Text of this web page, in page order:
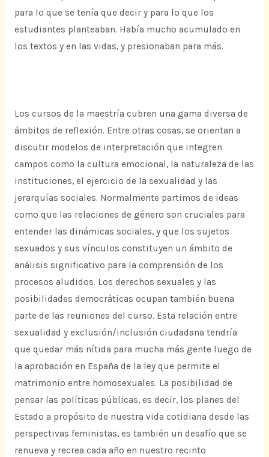
para lo que se tenía que decir y para lo que los
estudiantes planteaban. Había mucho acumulado en
los textos y en las vidas, y presionaban para más.
Los cursos de la maestría cubren una gama diversa de
ámbitos de reflexión. Entre otras cosas, se orientan a
discutir modelos de interpretación que integren
campos como la cultura emocional, la naturaleza de las
instituciones, el ejercicio de la sexualidad y las
jerarquías sociales. Normalmente partimos de ideas
como que las relaciones de género son cruciales para
entender las dinámicas sociales, y que los sujetos
sexuados y sus vínculos constituyen un ámbito de
análisis significativo para la comprensión de los
procesos aludidos. Los derechos sexuales y las
posibilidades democráticas ocupan también buena
parte de las reuniones del curso. Esta relación entre
sexualidad y exclusión/inclusión ciudadana tendría
que quedar más nítida para mucha más gente luego de
la aprobación en España de la ley que permite el
matrimonio entre homosexuales. La posibilidad de
pensar las políticas públicas, es decir, los planes del
Estado a propósito de nuestra vida cotidiana desde las
perspectivas feministas, es también un desafío que se
renueva y recrea cada año en nuestro recinto